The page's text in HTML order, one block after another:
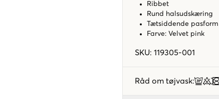
Ribbet
Rund halsudskæring
Tætsiddende pasform
Farve: Velvet pink
SKU: 119305-001
Råd om tøjvask: